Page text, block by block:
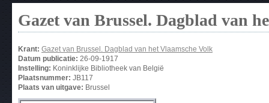
Gazet van Brussel. Dagblad van
Krant: Gazet van Brussel. Dagblad van het Vlaamsche Volk
Datum publicatie: 26-09-1917
Instelling: Koninklijke Bibliotheek van België
Plaatsnummer: JB117
Plaats van uitgave: Brussel